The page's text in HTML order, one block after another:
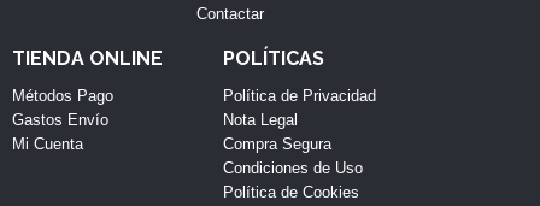
Contactar
TIENDA ONLINE
Métodos Pago
Gastos Envío
Mi Cuenta
POLÍTICAS
Política de Privacidad
Nota Legal
Compra Segura
Condiciones de Uso
Política de Cookies